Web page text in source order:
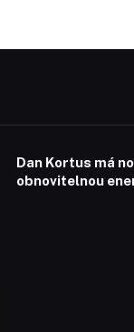
Dan Kortus má
obnovitelnou